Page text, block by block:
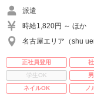
派遣
時給1,820円 ～ ほか
名古屋エリア（shu
正社員登用
学生OK
ネイルOK
ノ